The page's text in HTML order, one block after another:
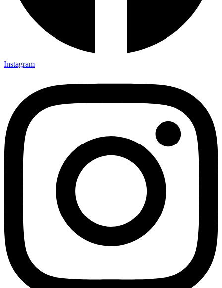
Instagram